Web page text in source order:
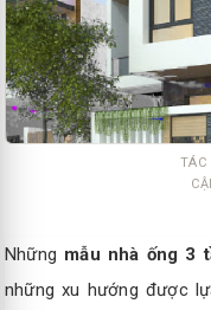
TÁC
Những mẫu nhà ống 3
những xu hướng được